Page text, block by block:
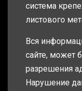
система
листового
Вся
сайте, может
разрешения
Нарушение